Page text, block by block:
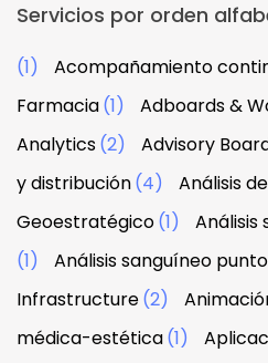
Servicios por orden
(1) Acompañamiento
Farmacia(1) Adboards &
Analytics(2) Advisory
y distribución(4) Análisis
Geoestratégico(1)
Análisis
(1)
Análisis sanguíneo
Infrastructure(2)
médica-estética(1)